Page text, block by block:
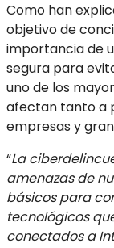
Como han
objetivo de
importancia de
segura para
uno de los
afectan tanto a
empresas y
“La
amenazas de
básicos para
tecnológicos
conectados a